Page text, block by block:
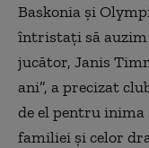
Baskonia şi
întristaţi să auzim
jucător, Janis
ani”, a precizat
de el pentru
familiei şi celor